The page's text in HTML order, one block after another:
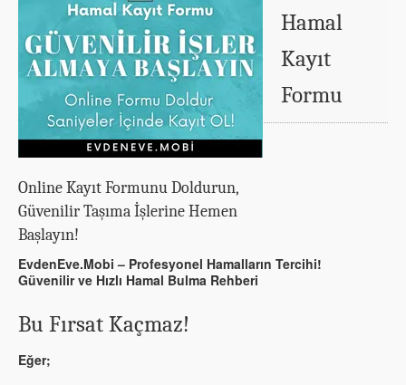
Hamal
Kayıt
Formu
Online Kayıt Formunu Doldurun,
Güvenilir Taşıma İşlerine Hemen
Başlayın!
EvdenEve.Mobi – Profesyonel Hamalların Tercihi!
Güvenilir ve Hızlı Hamal Bulma Rehberi
Bu Fırsat Kaçmaz!
Eğer;